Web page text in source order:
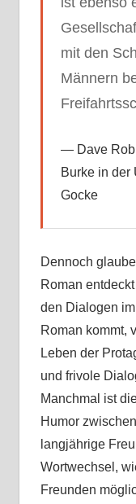
mit den
Männern
Dave
Burke in der
Gocke
Dennoch
Roman
den Dialogen
Roman kommt,
Leben der
und frivole
Manchmal ist
Humor
langjährige
Wortwechsel,
Freunden